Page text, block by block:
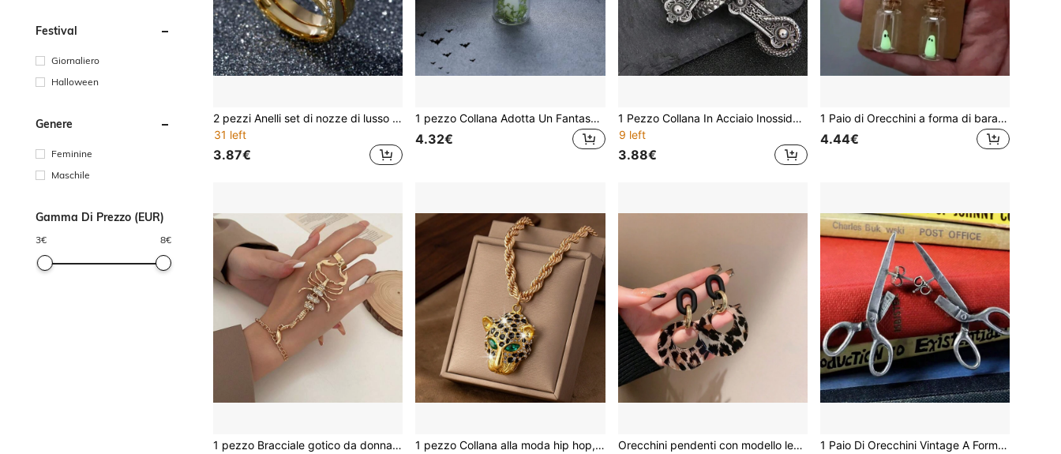
Festival
Giornaliero
Halloween
Genere
Feminine
Maschile
Gamma Di Prezzo (EUR)
3€ 8€
2 pezzi Anelli set di nozze di lusso con micro zirconia cubica, set di anelli di moda per donna
31 left
3.87€
1 pezzo Collana Adotta Un Fantasma, Fantasma Pendente Luminoso Nel Buio In Una Bottiglia Alla Deriva, Ognissanti
4.32€
1 Pezzo Collana In Acciaio Inossidabile Con Ciondolo A Forma Di Croce E Drago Per Uomo Dallo Stile Vintage E Punk
9 left
3.88€
1 Paio di Orecchini a forma di barattolo raffiguranti fantasmi luminosi di Halloween - fascino gotico stile cartoon che risplende al buio
4.44€
1 pezzo Bracciale gotico da donna con scorpione, stile hip hop, estetica scura
1 pezzo Collana alla moda hip hop, ciondolo a forma di testa di leopardo con diamanti placcato oro 14k per feste in strada e rock
Orecchini pendenti con modello leopardo con catena
1 Paio Di Orecchini Vintage A Forma Di Forbice Alla Moda Da Donna, Regalo Unico, Creativo E Personalizzato Per I Festival